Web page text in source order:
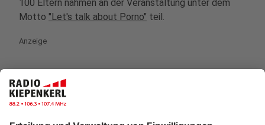
100 Eltern nahmen an der Veranstaltung unter dem
Motto "Let's talk about Porno" teil.
Anzeige
Mehr als die Hälfte der Eltern glauben nicht, dass
Kinder mit pornografischen Inhalten in Kontakt